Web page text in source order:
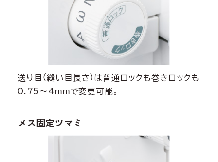
送り目（縫い目長さ）は普通ロックも巻きロックも
0.75〜4mmで変更可能。
メス固定ツマミ